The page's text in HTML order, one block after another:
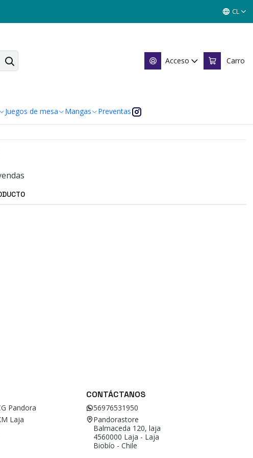
Acceso Carro
Juegos de mesa Mangas Preventas
CL
MITOS Y LEYENDAS
ubicaciones
Pandora
Laja
CONTÁCTANOS
56976531950
Pandorastore
Balmaceda 120, laja
4560000 Laja - Laja
Biobío - Chile